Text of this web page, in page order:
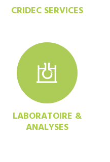
CRIDEC SERVICES
LABORATOIRE &
ANALYSES